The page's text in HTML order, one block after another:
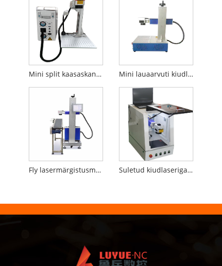
Mini split kaasaskantav fiiberlaseriga märgistamismasin Mini lauaarvuti kiudlaseriga märgistamismasin
Fly lasermärgistusmasin tootmisliinile Suletud kiudlaseriga märgistamismasin